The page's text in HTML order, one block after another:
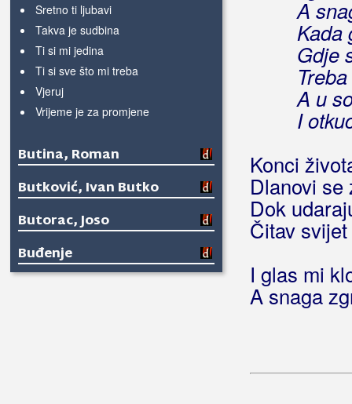
Sretno ti ljubavi
Takva je sudbina
Ti si mi jedina
Ti si sve što mi treba
Vjeruj
Vrijeme je za promjene
Butina, Roman
Butković, Ivan Butko
Butorac, Joso
Buđenje
A
Kada
Gdje
A u
I
Konci
Dlanovi se
Dok
Čitav
I glas mi
A snaga